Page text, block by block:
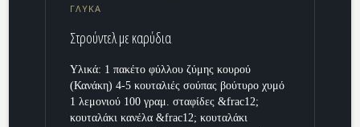
ΓΛΥΚΑ
Στρούντελ με καρύδια
Υλικά: 1 πακέτο φύλλου ζύμης κουρού
(Κανάκη) 4-5 κουταλιές σούπας βούτυρο χυμό
1 λεμονιού 100 γραμ. σταφίδες &frac12;
κουταλάκι κανέλα &frac12; κουταλάκι